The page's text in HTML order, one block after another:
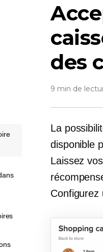
des
9 min de
La
disponible
Laissez
Configurez